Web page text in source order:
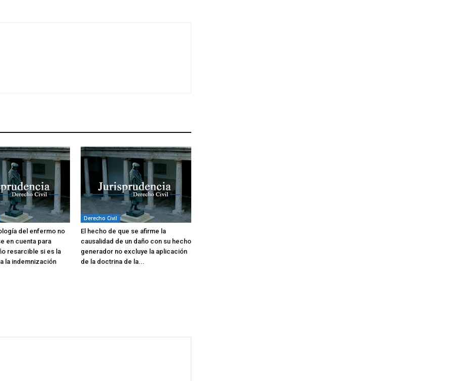
del enfermo no
en cuenta para
resarcible si es la
la indemnización
Derecho Civil
El hecho de que se afirme la
causalidad de un daño con su hecho
generador no excluye la aplicación
de la doctrina de la...